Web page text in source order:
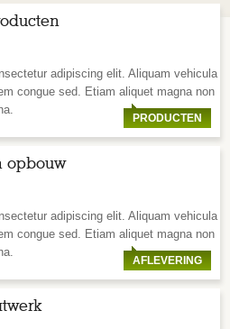
adipiscing elit. Aliquam vehicula
congue sed. Etiam aliquet magna non
PRODUCTEN
opbouw
adipiscing elit. Aliquam vehicula
congue sed. Etiam aliquet magna non
AFLEVERING